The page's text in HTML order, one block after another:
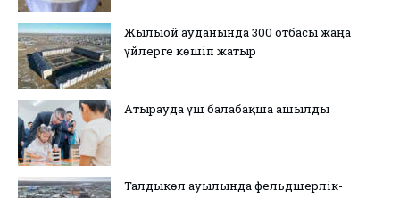
Жылыой ауданында 300 отбасы жаңа
үйлерге көшіп жатыр
Атырауда үш балабақша ашылды
Талдыкөл ауылында фельдшерлік-